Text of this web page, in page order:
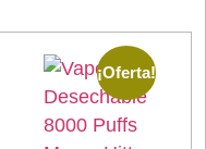
¡Oferta!